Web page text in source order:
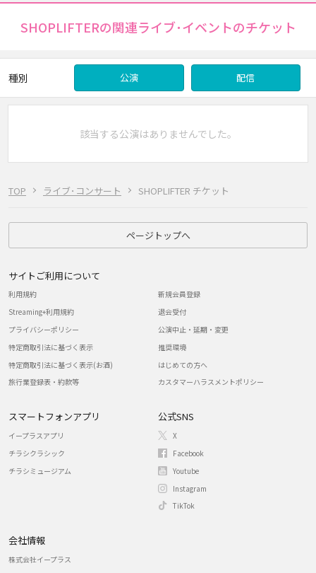
TOP ライブ･コンサート SHOPLIFTER チケット
SHOPLIFTERの関連ライブ･イベントのチケット
種別 公演 配信
該当する公演はありませんでした。
ページトップへ
サイトご利用について
利用規約
Streaming+利用規約
プライバシーポリシー
特定商取引法に基づく表示
特定商取引法に基づく表示(お酒)
旅行業登録表・約款等
新規会員登録
退会受付
公演中止・延期・変更
推奨環境
はじめての方へ
カスタマーハラスメントポリシー
スマートフォンアプリ
イープラスアプリ
チラシクラシック
チラシミュージアム
公式SNS
X
Facebook
Youtube
Instagram
TikTok
会社情報
株式会社イープラス